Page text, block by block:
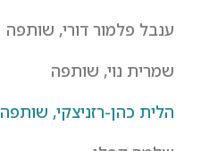
ענבל פלמור דורי, שותפה
שמרית נוי, שותפה
הלית כהן-רזניצקי, שותפה